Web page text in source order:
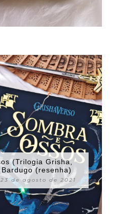
(Trilogia Grisha,
(resenha)
de agosto de 2021